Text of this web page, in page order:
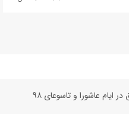
عاشورا و تاسوعای ۹۸